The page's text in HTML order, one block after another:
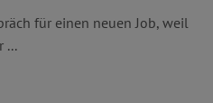
für einen neuen Job, weil
...